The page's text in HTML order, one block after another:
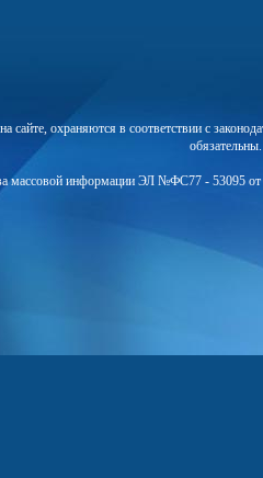
сайте, охраняются в соответствии с
массовой информации ЭЛ №ФС77 - 53095